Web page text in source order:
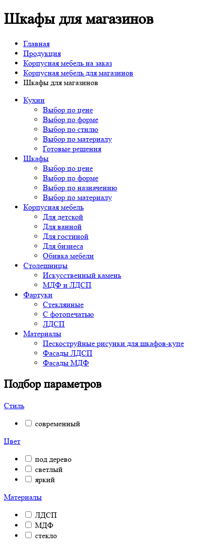
Шкафы для магазинов
Главная
Продукция
Корпусная мебель на заказ
Корпусная мебель для магазинов
Шкафы для магазинов
Кухни
Выбор по цене
Выбор по форме
Выбор по стилю
Выбор по материалу
Готовые решения
Шкафы
Выбор по цене
Выбор по форме
Выбор по назначению
Выбор по материалу
Корпусная мебель
Для детской
Для ванной
Для гостиной
Для бизнеса
Обивка мебели
Столешницы
Искусственный камень
МДФ и ЛДСП
Фартуки
Стеклянные
С фотопечатью
ЛДСП
Материалы
Пескоструйные рисунки для шкафов-купе
Фасады ЛДСП
Фасады МДФ
Подбор параметров
Стиль
современный
Цвет
под дерево
светлый
яркий
Материалы
ЛДСП
МДФ
стекло